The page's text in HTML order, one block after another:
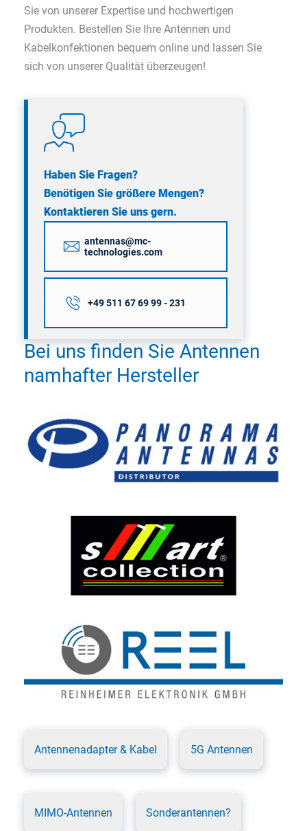
Sie von unserer Expertise und hochwertigen
Produkten. Bestellen Sie Ihre Antennen und
Kabelkonfektionen bequem online und lassen Sie
sich von unserer Qualität überzeugen!
Haben Sie Fragen?
Benötigen Sie größere Mengen?
Kontaktieren Sie uns gern.
antennas@mc-
technologies.com
+49 511 67 69 99 - 231
Bei uns finden Sie Antennen
namhafter Hersteller
Antennenadapter & Kabel 5G Antennen
MIMO-Antennen Sonderantennen?